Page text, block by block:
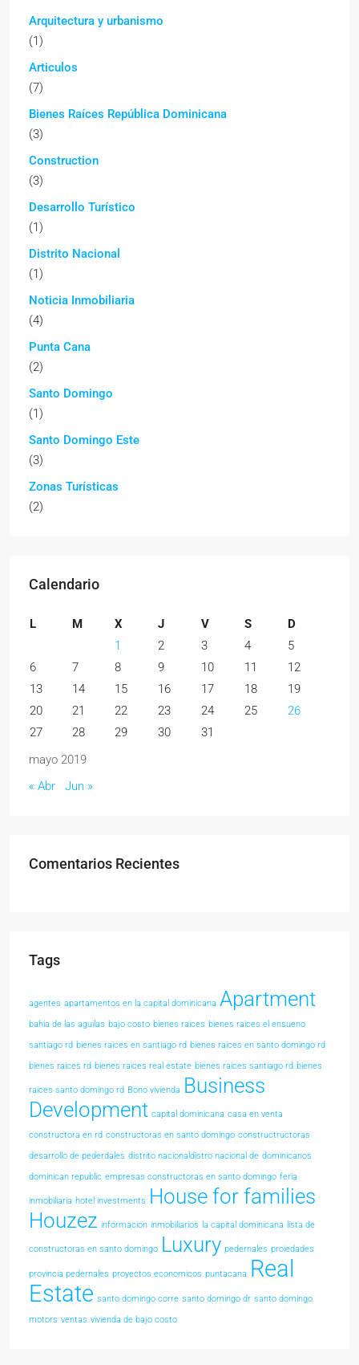
Arquitectura y urbanismo
(1)
Articulos
(7)
Bienes Raíces República Dominicana
(3)
Construction
(3)
Desarrollo Turístico
(1)
Distrito Nacional
(1)
Noticia Inmobiliaria
(4)
Punta Cana
(2)
Santo Domingo
(1)
Santo Domingo Este
(3)
Zonas Turísticas
(2)
Calendario
mayo 2019
L M X J V S
D
1
2 3 4
5
6
7 8 9 10 11
12
13
14 15 16 17 18
19
20
21 22 23 24 25
26
27
28 29 30 31
« Abr Jun »
Comentarios Recientes
Tags
agentes apartamentos en la capital dominicana Apartment
bahia de las aguilas bajo costo bienes raices bienes raices el ensueno
santiago rd bienes raices en santiago rd bienes raices en santo domingo rd
bienes raices rd bienes raices real estate bienes raices santiago rd bienes
raices santo domingo rd Bono vivienda Business
Development capital dominicana casa en venta
constructora en rd constructoras en santo domingo constructructoras
desarrollo de pederdales distrito nacionaldistro nacional de dominicanos
dominican republic empresas constructoras en santo domingo feria
inmobiliaria hotel investments House for families
Houzez informacion inmobiliarios la capital dominicana lista de
constructoras en santo domingo Luxury pedernales proiedades
provincia pedernales proyectos economicos puntacana Real
Estate santo domingo corre santo domingo dr santo domingo
motors ventas vivienda de bajo costo